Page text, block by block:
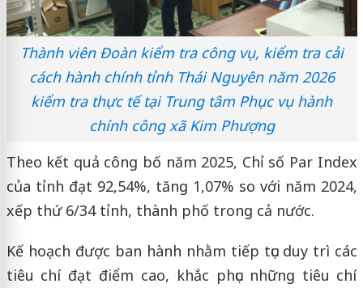
Thành viên Đoàn kiểm tra công vụ, kiểm tra cải
cách hành chính tỉnh Thái Nguyên năm 2026
kiểm tra thực tế tại Trung tâm Phục vụ hành
chính công xã Kim Phượng
Theo kết quả công bố năm 2025, Chỉ số Par Index
của tỉnh đạt 92,54%, tăng 1,07% so với năm 2024,
xếp thứ 6/34 tỉnh, thành phố trong cả nước.
Kế hoạch được ban hành nhằm tiếp tục duy trì các
tiêu chí đạt điểm cao, khắc phục những tiêu chí